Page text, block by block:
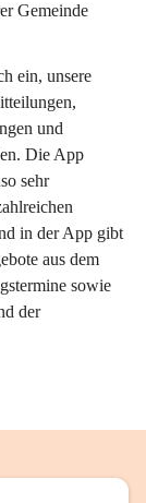
Gemeinde
ein, unsere
und
Die App
sehr
in der App gibt
aus dem
sowie
der